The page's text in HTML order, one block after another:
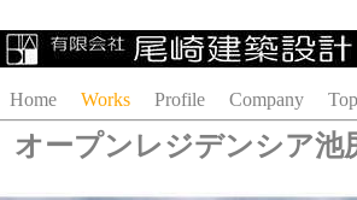
Home Works Profile Company
オープンレジデンシア池